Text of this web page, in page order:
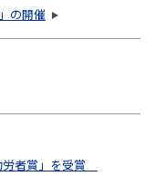
の開催
者賞」を受賞